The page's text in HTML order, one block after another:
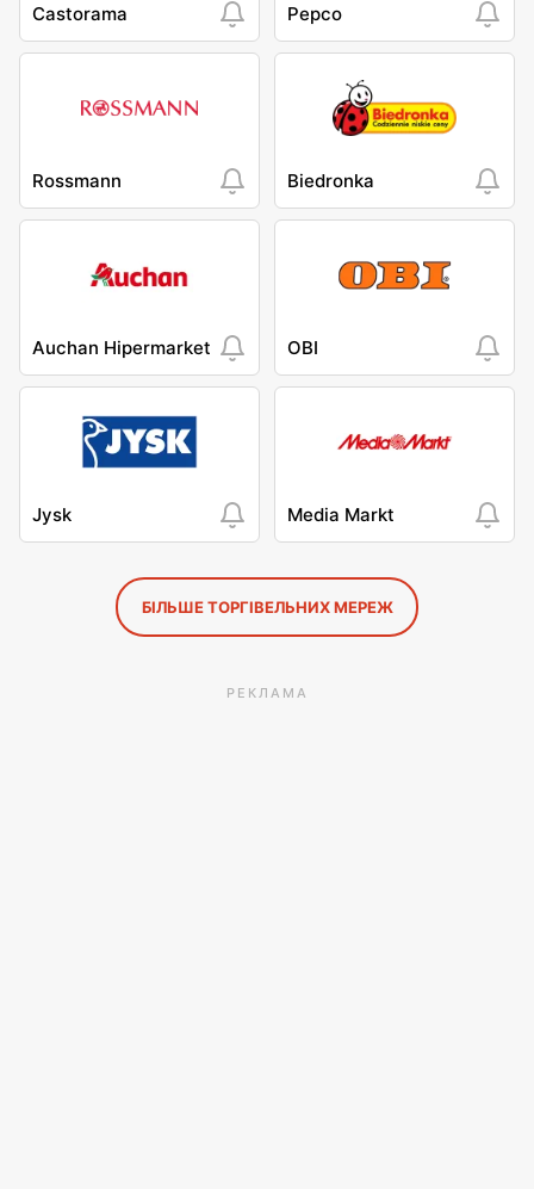
Castorama Pepco
Rossmann Biedronka
Auchan Hipermarket OBI
Jysk Media Markt
БІЛЬШЕ ТОРГІВЕЛЬНИХ МЕРЕЖ
РЕКЛАМА